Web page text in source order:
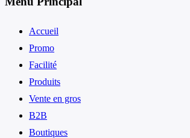
Accueil
Promo
Facilité
Produits
Vente en gros
B2B
Boutiques